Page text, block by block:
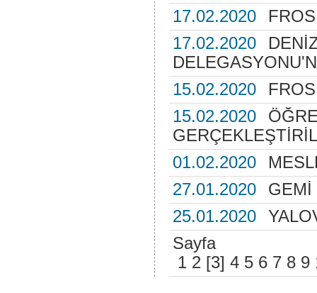
17.02.2020
17.02.2020
15.02.2020
15.02.2020
01.02.2020
27.01.2020
GEMİ
25.01.2020
Sayfa
1 2[3] 4 5 6 7 8 9